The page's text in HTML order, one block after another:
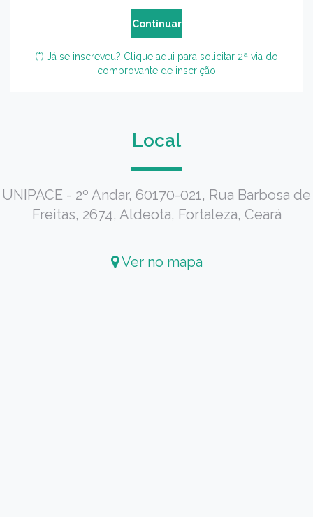
(*) Já se inscreveu? Clique aqui para solicitar 2ª via do
comprovante de inscrição
Local
UNIPACE - 2º Andar, 60170-021, Rua Barbosa de
Freitas, 2674, Aldeota, Fortaleza, Ceará
Ver no mapa